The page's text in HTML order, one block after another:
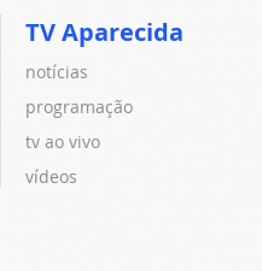
TV Aparecida
notícias
programação
tv ao vivo
vídeos